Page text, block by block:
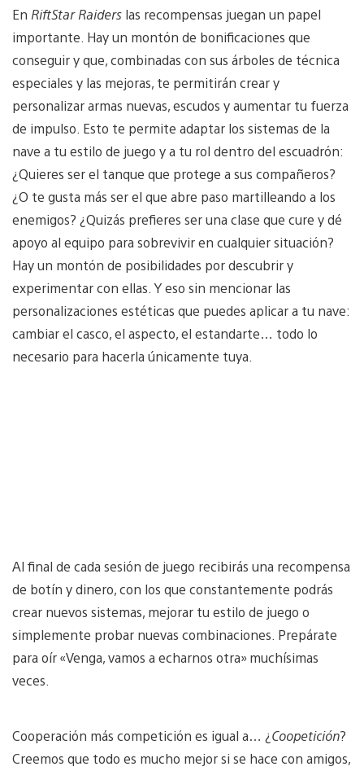
En RiftStar Raiders las recompensas juegan un papel
importante. Hay un montón de bonificaciones que
conseguir y que, combinadas con sus árboles de técnica
especiales y las mejoras, te permitirán crear y
personalizar armas nuevas, escudos y aumentar tu fuerza
de impulso. Esto te permite adaptar los sistemas de la
nave a tu estilo de juego y a tu rol dentro del escuadrón:
¿Quieres ser el tanque que protege a sus compañeros?
¿O te gusta más ser el que abre paso martilleando a los
enemigos? ¿Quizás prefieres ser una clase que cure y dé
apoyo al equipo para sobrevivir en cualquier situación?
Hay un montón de posibilidades por descubrir y
experimentar con ellas. Y eso sin mencionar las
personalizaciones estéticas que puedes aplicar a tu nave:
cambiar el casco, el aspecto, el estandarte… todo lo
necesario para hacerla únicamente tuya.
Al final de cada sesión de juego recibirás una recompensa
de botín y dinero, con los que constantemente podrás
crear nuevos sistemas, mejorar tu estilo de juego o
simplemente probar nuevas combinaciones. Prepárate
para oír «Venga, vamos a echarnos otra» muchísimas
veces.
Cooperación más competición es igual a… ¿Coopetición?
Creemos que todo es mucho mejor si se hace con amigos,